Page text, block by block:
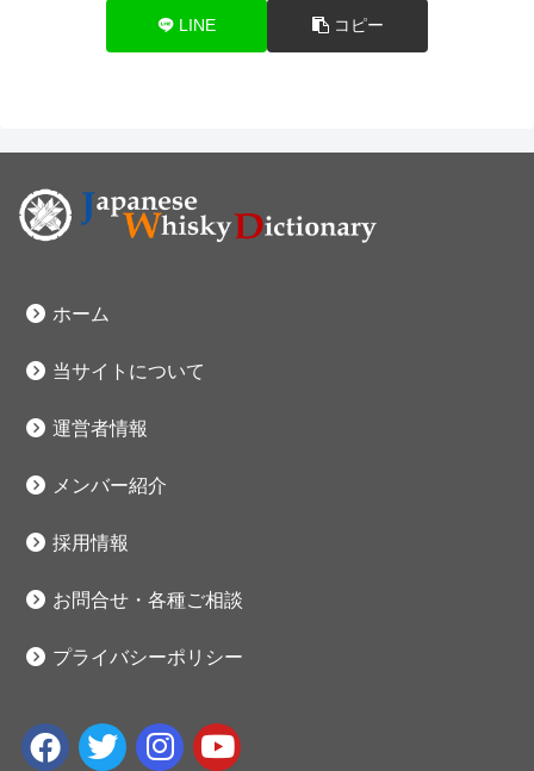
LINE コピー
ホーム
当サイトについて
運営者情報
メンバー紹介
採用情報
お問合せ・各種ご相談
プライバシーポリシー